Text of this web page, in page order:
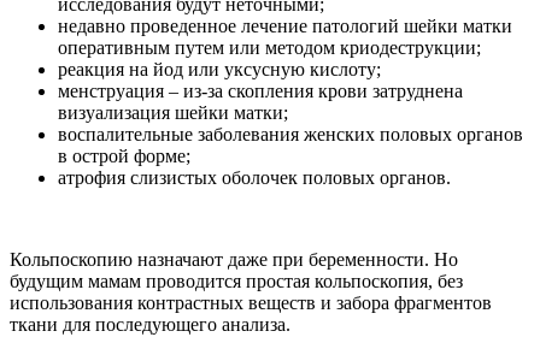
исследования будут неточными;
недавно проведенное лечение патологий шейки матки
оперативным путем или методом криодеструкции;
реакция на йод или уксусную кислоту;
менструация – из-за скопления крови затруднена
визуализация шейки матки;
воспалительные заболевания женских половых органов
в острой форме;
атрофия слизистых оболочек половых органов.
Кольпоскопию назначают даже при беременности. Но
будущим мамам проводится простая кольпоскопия, без
использования контрастных веществ и забора фрагментов
ткани для последующего анализа.